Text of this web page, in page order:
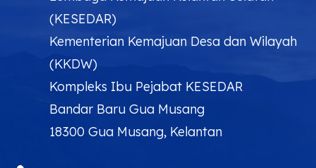
(KESEDAR)
Kementerian Kemajuan Desa dan Wilayah
(KKDW)
Kompleks Ibu Pejabat KESEDAR
Bandar Baru Gua Musang
18300 Gua Musang, Kelantan